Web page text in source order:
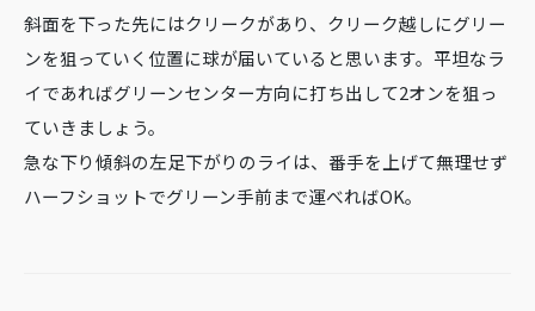
斜面を下った先にはクリークがあり、クリーク越しにグリー
ンを狙っていく位置に球が届いていると思います。平坦なラ
イであればグリーンセンター方向に打ち出して2オンを狙っ
ていきましょう。
急な下り傾斜の左足下がりのライは、番手を上げて無理せず
ハーフショットでグリーン手前まで運べればOK。